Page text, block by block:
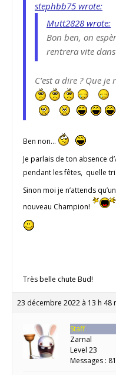
stephbb75 wrote:
Mutt2828 wrote:
Bon ben, on
rentrera vite dans
C’est a dire ? Que
Ben non…
Je parlais de ton absence
pendant les fêtes, quelle
Sinon moi je n’attends
nouveau Champion!
Très belle chute Bud!
23 décembre 2022 à 13 h 48
Staff
Zarnal
Level 23
Messages :